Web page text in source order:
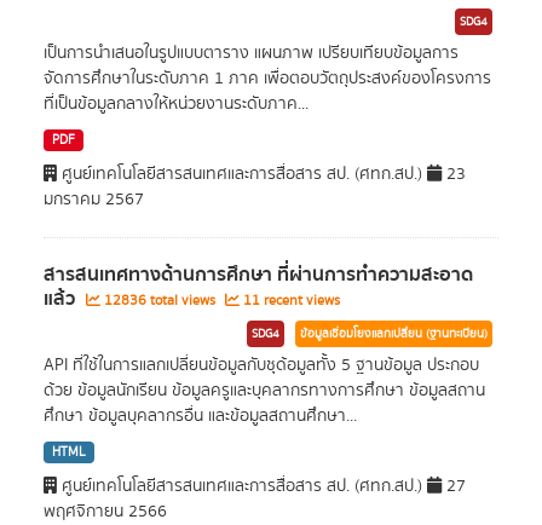
SDG4
เป็นการนำเสนอในรูปแบบตาราง แผนภาพ เปรียบเทียบข้อมูลการ
จัดการศึกษาในระดับภาค 1 ภาค เพื่อตอบวัตถุประสงค์ของโครงการ
ที่เป็นข้อมูลกลางให้หน่วยงานระดับภาค...
PDF
ศูนย์เทคโนโลยีสารสนเทศและการสื่อสาร สป. (ศทก.สป.)
23
มกราคม 2567
สารสนเทศทางด้านการศึกษา ที่ผ่านการทำความสะอาด
แล้ว 12836 total views 11 recent views
SDG4 ข้อมูลเชื่อมโยงแลกเปลี่ยน (ฐานทะเบียน)
API ที่ใช้ในการแลกเปลี่ยนข้อมูลกับชุด้อมูลทั้ง 5 ฐานข้อมูล ประกอบ
ด้วย ข้อมูลนักเรียน ข้อมูลครูและบุคลากรทางการศึกษา ข้อมูลสถาน
ศึกษา ข้อมูลบุคลากรอื่น และข้อมูลสถานศึกษา...
HTML
ศูนย์เทคโนโลยีสารสนเทศและการสื่อสาร สป. (ศทก.สป.)
27
พฤศจิกายน 2566